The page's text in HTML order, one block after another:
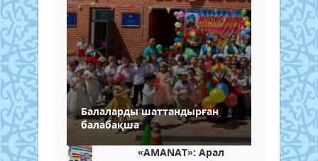
Балаларды шаттандырған
балабақша
«AMANAT»: Арал